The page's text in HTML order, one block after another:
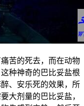
苦的死去，而在动物
种神奇的巴比妥盐根
、安乐死的效果，所
大剂量的巴比妥盐，